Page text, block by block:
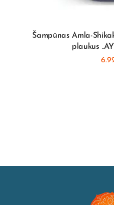
Šampūnas Amla-
plaukus